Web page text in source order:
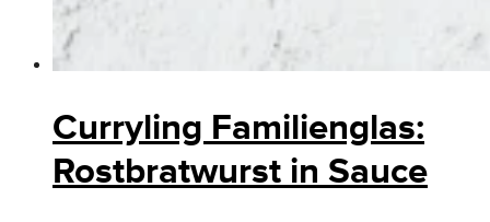
Curryling Familienglas:
Rostbratwurst in Sauce